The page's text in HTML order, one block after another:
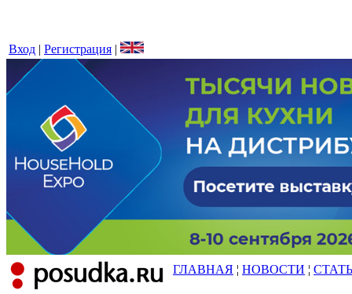
Вход | Регистрация |
ГЛАВНАЯ ¦ НОВОСТИ ¦